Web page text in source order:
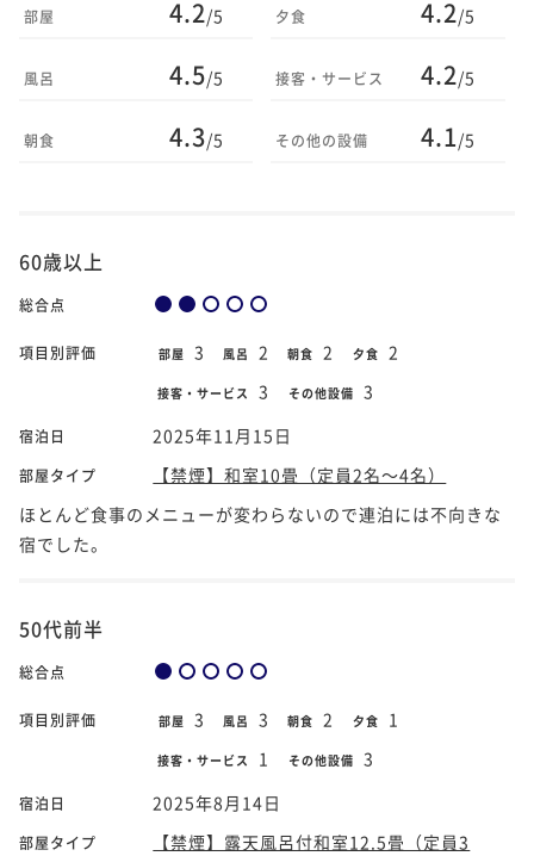
部屋 4.2/5
風呂 4.5/5
朝食 4.3/5
夕食 4.2/5
接客・サービス 4.2/5
その他の設備 4.1/5
60歳以上
総合点
項目別評価 部屋 3 風呂 2 朝食 2 夕食 2
接客・サービス 3 その他設備 3
宿泊日 2025年11月15日
部屋タイプ
【禁煙】和室10畳（定員2名～4名）
ほとんど食事のメニューが変わらないので連泊には不向きな
宿でした。
50代前半
総合点
項目別評価 部屋 3 風呂 3 朝食 2 夕食 1
接客・サービス 1 その他設備 3
宿泊日 2025年8月14日
部屋タイプ
【禁煙】露天風呂付和室12.5畳（定員3